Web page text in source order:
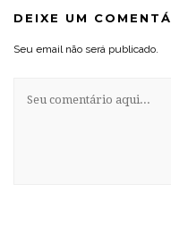
DEIXE UM
Seu email não será publicado.